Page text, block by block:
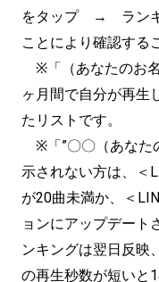
をタップ → ランキ
ことにより確認する
※「（あなたのお名
ヶ月間で自分が再生
たリストです。
※「”〇〇（あなた
示されない方は、＜
が20曲未満か、＜
ョンにアップデート
ンキングは翌日反映
の再生秒数が短いと